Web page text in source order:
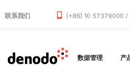
联系我们 (+86) 10 57379000 /
数据管理 产